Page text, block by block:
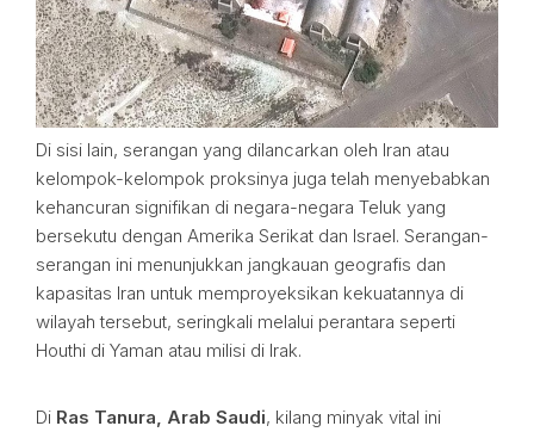
Di sisi lain, serangan yang dilancarkan oleh Iran atau
kelompok-kelompok proksinya juga telah menyebabkan
kehancuran signifikan di negara-negara Teluk yang
bersekutu dengan Amerika Serikat dan Israel. Serangan-
serangan ini menunjukkan jangkauan geografis dan
kapasitas Iran untuk memproyeksikan kekuatannya di
wilayah tersebut, seringkali melalui perantara seperti
Houthi di Yaman atau milisi di Irak.
Di Ras Tanura, Arab Saudi, kilang minyak vital ini